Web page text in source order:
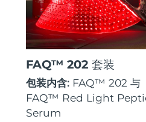
FAQ™ 202 套装
包装内含: FAQ™ 202 与
FAQ™ Red Light
Serum
LUNA™ 4
Massage, LED
LUNA™ 4
For men, anti-
BEAR™ 2
Microcurrent
BEAR™ 2
Microcurrent
补水保湿
UFO™ 3 套装
Deep facial
UFO™ 3 LED
Near-infrared
issa™ 4
Hybrid silicone
issa™ 4 plus
Smart hybrid
FAQ™ 抗老护理
抗老
文莱
保加利亚
加拿大
智利